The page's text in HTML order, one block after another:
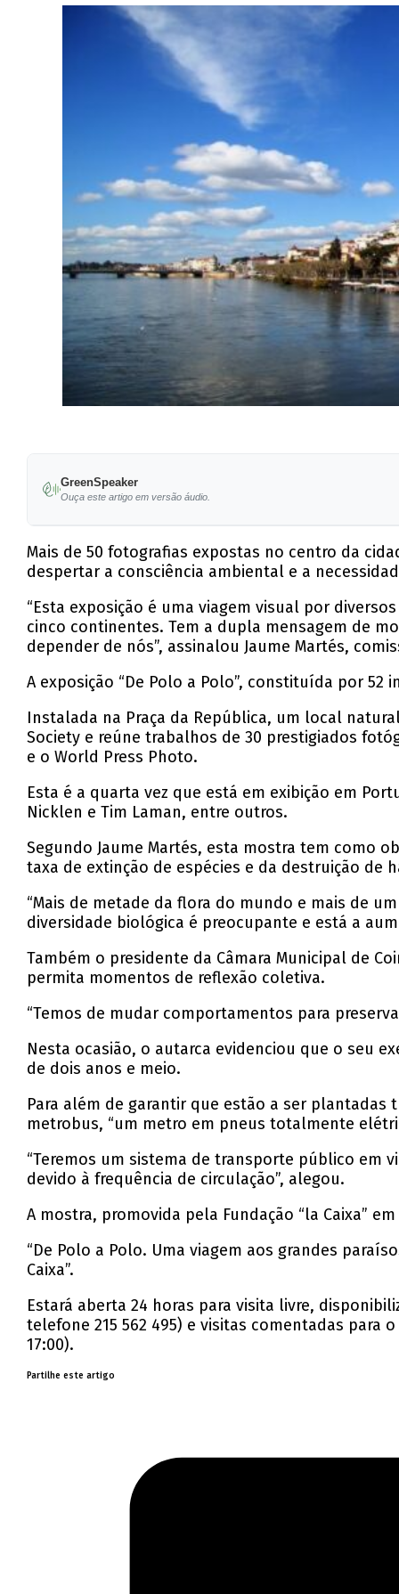
GreenSpeaker
Ouça este artigo em versão áudio.
Mais de 50 fotografias expostas no centro da
despertar a consciência ambiental e a
“Esta exposição é uma viagem visual por
cinco continentes. Tem a dupla mensagem de
depender de nós”, assinalou Jaume Martés,
A exposição “De Polo a Polo”, constituída por
Instalada na Praça da República, um local
Society e reúne trabalhos de 30 prestigiados
e o World Press Photo.
Esta é a quarta vez que está em exibição em
Nicklen e Tim Laman, entre outros.
Segundo Jaume Martés, esta mostra tem como
taxa de extinção de espécies e da destruição
“Mais de metade da flora do mundo e mais de
diversidade biológica é preocupante e está a
Também o presidente da Câmara Municipal de
permita momentos de reflexão coletiva.
“Temos de mudar comportamentos para
Nesta ocasião, o autarca evidenciou que o seu
de dois anos e meio.
Para além de garantir que estão a ser plantadas
metrobus, “um metro em pneus totalmente
“Teremos um sistema de transporte público em
devido à frequência de circulação”, alegou.
A mostra, promovida pela Fundação “la Caixa”
“De Polo a Polo. Uma viagem aos grandes
Caixa”.
Estará aberta 24 horas para visita livre,
telefone 215 562 495) e visitas comentadas para
17:00).
Partilhe este artigo